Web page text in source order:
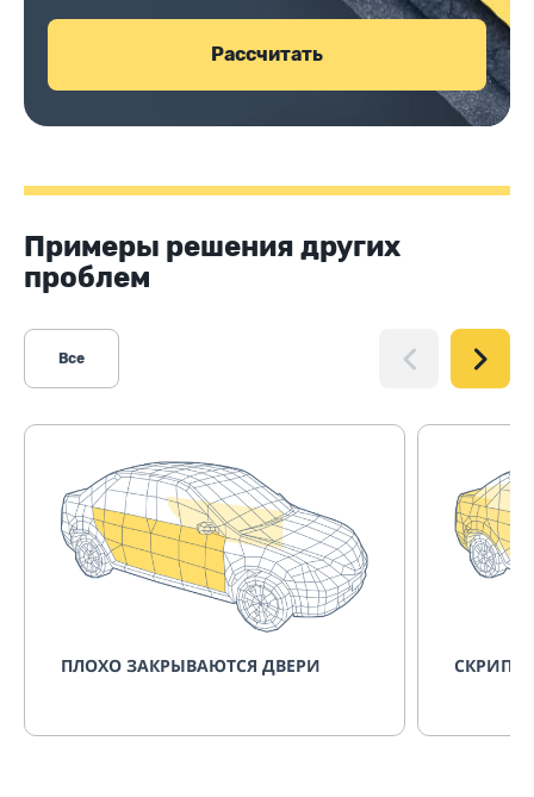
Рассчитать
Примеры решения других
проблем
Все
ПЛОХО ЗАКРЫВАЮТСЯ ДВЕРИ